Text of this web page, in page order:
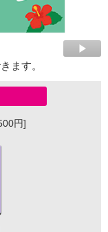
ます。
円]